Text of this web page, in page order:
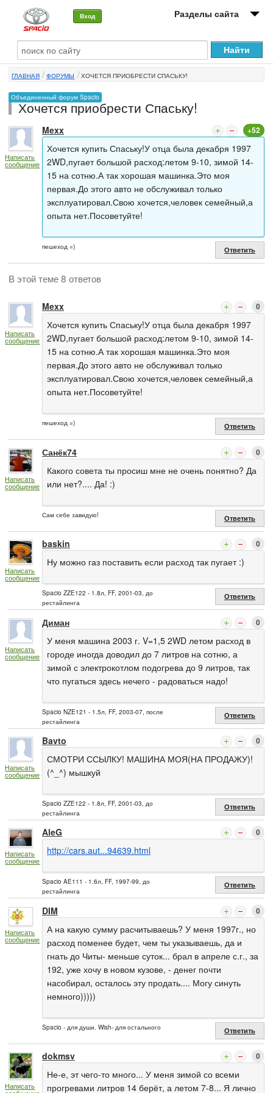
Вход Разделы сайта
О машине
Автоклуб
Форумы
Сервисы и услуги
Новости
ГЛАВНАЯ ФОРУМЫ ХОЧЕТСЯ ПРИОБРЕСТИ СПАСЬКУ!
Объединенный форум Spacio
Хочется приобрести Спаську!
Написать
сообщение
Mexx +52
Хочется купить Спаську!У отца была декабря 1997
2WD,пугает большой расход:летом 9-10, зимой 14-
15 на сотню.А так хорошая машинка.Это моя
первая.До этого авто не обслуживал только
эксплуатировал.Свою хочется,человек семейный,а
опыта нет.Посоветуйте!
пешеход =) Ответить
В этой теме 8 ответов
Написать
сообщение
Mexx 0
Хочется купить Спаську!У отца была декабря 1997
2WD,пугает большой расход:летом 9-10, зимой 14-
15 на сотню.А так хорошая машинка.Это моя
первая.До этого авто не обслуживал только
эксплуатировал.Свою хочется,человек семейный,а
опыта нет.Посоветуйте!
пешеход =) Ответить
Написать
сообщение
Санёк74 0
Какого совета ты просиш мне не очень понятно? Да
или нет?.... Да! :)
Сам себе завидую! Ответить
Написать
сообщение
baskin 0
Ну можно газ поставить если расход так пугает :)
Spacio ZZE122 - 1.8л, FF, 2001-03, до
рестайлинга
Ответить
Написать
сообщение
Диман 0
У меня машина 2003 г. V=1,5 2WD летом расход в
городе иногда доводил до 7 литров на сотню, а
зимой с электрокотлом подогрева до 9 литров, так
что пугаться здесь нечего - радоваться надо!
Spacio NZE121 - 1.5л, FF, 2003-07, после
рестайлинга
Ответить
Написать
сообщение
Bavto 0
СМОТРИ ССЫЛКУ! МАШИНА МОЯ(НА ПРОДАЖУ)!
(^_^) мышкуй
Spacio ZZE122 - 1.8л, FF, 2001-03, до
рестайлинга
Ответить
Написать
сообщение
AleG 0
http://cars.aut...94639.html
Spacio AE111 - 1.6л, FF, 1997-99, до
рестайлинга
Ответить
Написать
сообщение
DIM 0
А на какую сумму расчитываешь? У меня 1997г., но
расход поменее будет, чем ты указываешь, да и
гнать до Читы- меньше суток... брал в апреле с.г., за
192, уже хочу в новом кузове, - денег почти
насобирал, осталось эту продать.... Могу синуть
немного)))))
Spacio - для души. Wish- для остального Ответить
Написать
dokmsv 0
Не-е, эт чего-то много... У меня зимой со всеми
прогревами литров 14 берёт, а летом 7-8... Я лично